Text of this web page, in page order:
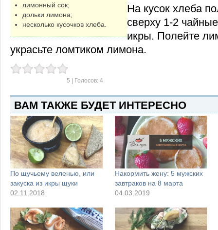
лимонный сок;
дольки лимона;
несколько кусочков хлеба.
На кусок хлеба
сверху 1-2
икры. Полейте
украсьте ломтиком лимона.
5 | Голосов: 4
ВАМ ТАКЖЕ БУДЕТ ИНТЕРЕСНО
По щучьему веленью, или
закуска из икры щуки
02.11.2018
Накормить жену: 5 мужских
завтраков на 8 марта
04.03.2019